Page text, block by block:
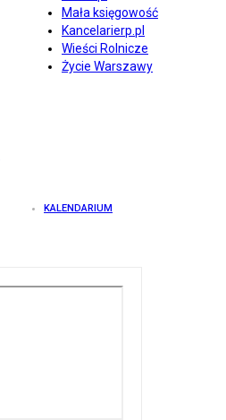
Mała księgowość
Kancelarierp.pl
Wieści Rolnicze
Życie Warszawy
KALENDARIUM